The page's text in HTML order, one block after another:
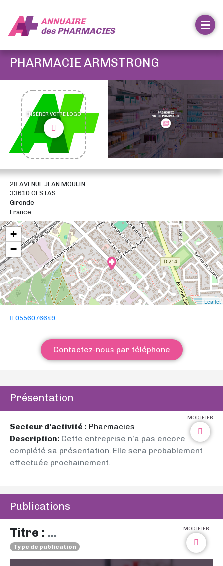
ANNUAIRE
desPHARMACIES
PHARMACIE ARMSTRONG
INSÉRER VOTRE LOGO
28 AVENUE JEAN MOULIN
33610 CESTAS
Gironde
France
+
−
Leaflet
0556076649
Contactez-nous par téléphone
Présentation
MODIFIER
Secteur d’activité : Pharmacies
Description: Cette entreprise n’a pas encore
complété sa présentation. Elle sera probablement
effectuée prochainement.
Publications
MODIFIER
Titre : ...
Type de publication